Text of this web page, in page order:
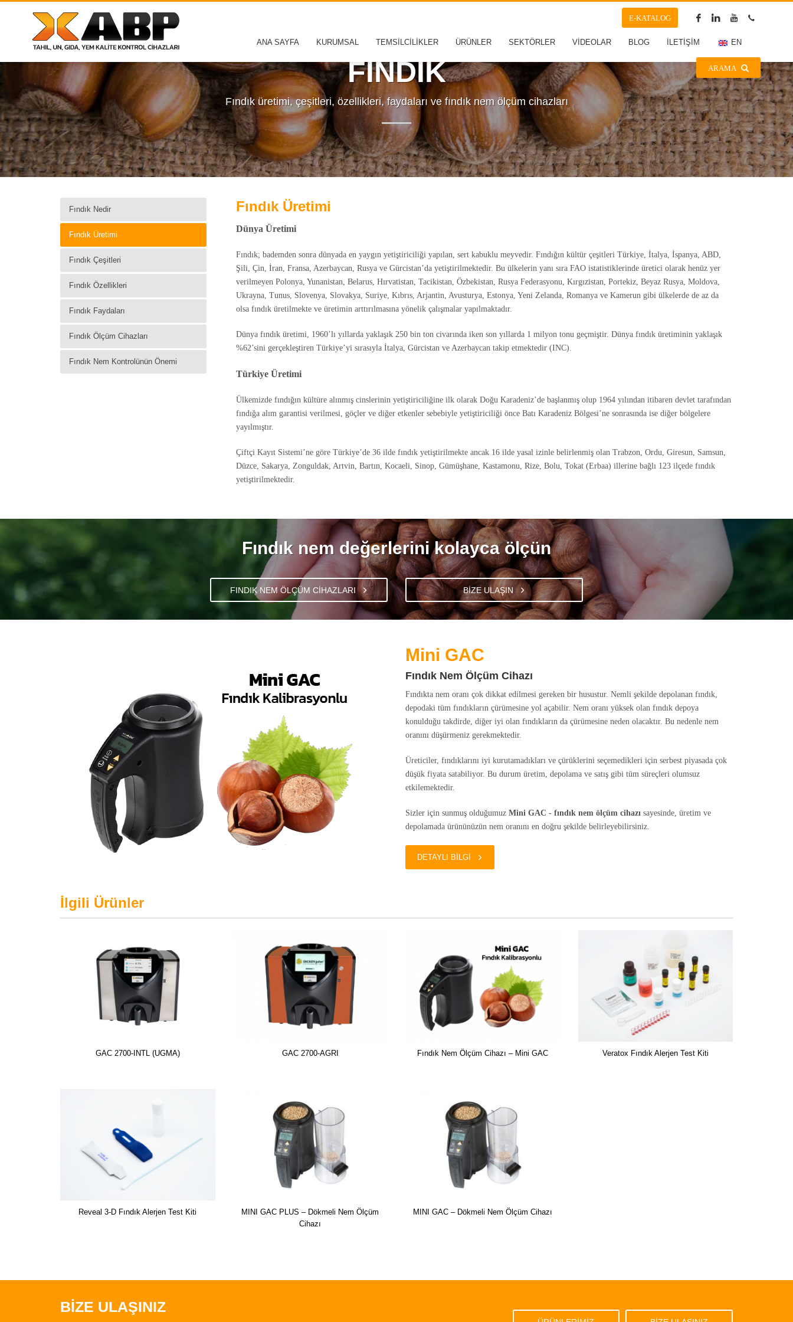
E-KATALOG
ANA SAYFA KURUMSAL TEMSİLCİLİKLER ÜRÜNLER SEKTÖRLER VİDEOLAR BLOG İLETİŞİM EN
ARAMA
FINDIK
Fındık üretimi, çeşitleri, özellikleri, faydaları ve fındık nem ölçüm cihazları
Fındık Nedir
Fındık Üretimi
Fındık Çeşitleri
Fındık Özellikleri
Fındık Faydaları
Fındık Ölçüm Cihazları
Fındık Nem Kontrolünün Önemi
Fındık Üretimi
Dünya Üretimi
Fındık; bademden sonra dünyada en yaygın yetiştiriciliği yapılan, sert kabuklu meyvedir. Fındığın kültür çeşitleri Türkiye, İtalya, İspanya, ABD,
Şili, Çin, İran, Fransa, Azerbaycan, Rusya ve Gürcistan’da yetiştirilmektedir. Bu ülkelerin yanı sıra FAO istatistiklerinde üretici olarak henüz yer
verilmeyen Polonya, Yunanistan, Belarus, Hırvatistan, Tacikistan, Özbekistan, Rusya Federasyonu, Kırgızistan, Portekiz, Beyaz Rusya, Moldova,
Ukrayna, Tunus, Slovenya, Slovakya, Suriye, Kıbrıs, Arjantin, Avusturya, Estonya, Yeni Zelanda, Romanya ve Kamerun gibi ülkelerde de az da
olsa fındık üretilmekte ve üretimin arttırılmasına yönelik çalışmalar yapılmaktadır.
Dünya fındık üretimi, 1960’lı yıllarda yaklaşık 250 bin ton civarında iken son yıllarda 1 milyon tonu geçmiştir. Dünya fındık üretiminin yaklaşık
%62’sini gerçekleştiren Türkiye’yi sırasıyla İtalya, Gürcistan ve Azerbaycan takip etmektedir (INC).
Türkiye Üretimi
Ülkemizde fındığın kültüre alınmış cinslerinin yetiştiriciliğine ilk olarak Doğu Karadeniz’de başlanmış olup 1964 yılından itibaren devlet tarafından
fındığa alım garantisi verilmesi, göçler ve diğer etkenler sebebiyle yetiştiriciliği önce Batı Karadeniz Bölgesi’ne sonrasında ise diğer bölgelere
yayılmıştır.
Çiftçi Kayıt Sistemi’ne göre Türkiye’de 36 ilde fındık yetiştirilmekte ancak 16 ilde yasal izinle belirlenmiş olan Trabzon, Ordu, Giresun, Samsun,
Düzce, Sakarya, Zonguldak, Artvin, Bartın, Kocaeli, Sinop, Gümüşhane, Kastamonu, Rize, Bolu, Tokat (Erbaa) illerine bağlı 123 ilçede fındık
yetiştirilmektedir.
Fındık nem değerlerini kolayca ölçün
FINDIK NEM ÖLÇÜM CİHAZLARI BİZE ULAŞIN
Mini GAC
Fındık Nem Ölçüm Cihazı
Fındıkta nem oranı çok dikkat edilmesi gereken bir husustur. Nemli şekilde depolanan fındık,
depodaki tüm fındıkların çürümesine yol açabilir. Nem oranı yüksek olan fındık depoya
konulduğu takdirde, diğer iyi olan fındıkların da çürümesine neden olacaktır. Bu nedenle nem
oranını düşürmeniz gerekmektedir.
Üreticiler, fındıklarını iyi kurutamadıkları ve çürüklerini seçemedikleri için serbest piyasada çok
düşük fiyata satabiliyor. Bu durum üretim, depolama ve satış gibi tüm süreçleri olumsuz
etkilemektedir.
Sizler için sunmuş olduğumuz Mini GAC - fındık nem ölçüm cihazı sayesinde, üretim ve
depolamada ürününüzün nem oranını en doğru şekilde belirleyebilirsiniz.
DETAYLI BİLGİ
İlgili Ürünler
GAC 2700-INTL (UGMA) GAC 2700-AGRI Fındık Nem Ölçüm Cihazı – Mini GAC Veratox Fındık Alerjen Test Kiti
Reveal 3-D Fındık Alerjen Test Kiti
MINI GAC PLUS – Dökmeli Nem Ölçüm
Cihazı
MINI GAC – Dökmeli Nem Ölçüm Cihazı
BİZE ULAŞINIZ